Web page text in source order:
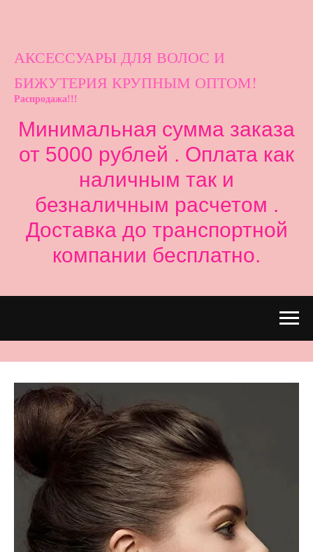
АКСЕССУАРЫ ДЛЯ ВОЛОС И
БИЖУТЕРИЯ КРУПНЫМ ОПТОМ!
Распродажа!!!
Минимальная сумма заказа
от 5000 рублей . Оплата как
наличным так и
безналичным расчетом .
Доставка до транспортной
компании бесплатно.